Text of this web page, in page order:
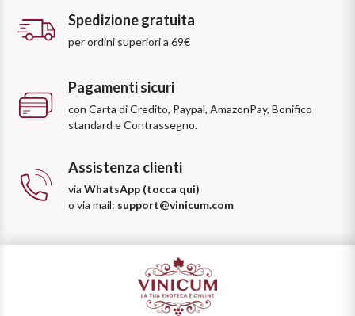
Spedizione gratuita
per ordini superiori a 69€
Pagamenti sicuri
con Carta di Credito, Paypal, AmazonPay, Bonifico
standard e Contrassegno.
Assistenza clienti
via WhatsApp (tocca qui)
o via mail: support@vinicum.com